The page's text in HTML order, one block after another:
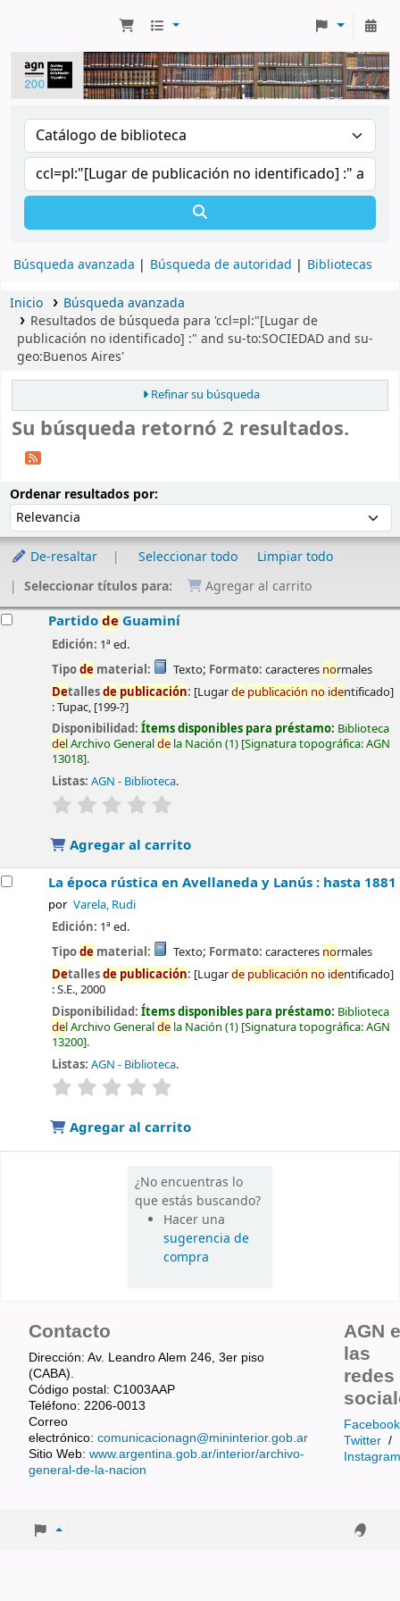
Búsqueda avanzada Búsqueda de autoridad Bibliotecas
Inicio
Búsqueda avanzada
Resultados de búsqueda para 'ccl=pl:"[Lugar de
publicación no identificado] :" and su-to:SOCIEDAD and su-
geo:Buenos Aires'
Refinar su búsqueda
Su búsqueda retornó 2 resultados.
Ordenar resultados por:
De-resaltar Seleccionar todo
Limpiar todo
Seleccionar títulos para:
Agregar al carrito
Partidode Guaminí
Edición: 1ª ed.
Tipode material: Texto; Formato: caracteres normales
Detallesde publicación: [Lugarde publicación no identificado]
:Tupac, [199-?]
Disponibilidad:Ítems disponibles para préstamo: Biblioteca
del Archivo Generalde la Nación (1) Signatura topográfica:AGN
13018 .
Listas: AGN - Biblioteca.
valoración
Agregar al carrito
La época rústica en Avellaneda y Lanús : hasta 1881
por Varela, Rudi
Edición: 1ª ed.
Tipode material: Texto; Formato: caracteres normales
Detallesde publicación: [Lugarde publicación no identificado]
:S.E.,2000
Disponibilidad:Ítems disponibles para préstamo: Biblioteca
del Archivo Generalde la Nación (1) Signatura topográfica:AGN
13200 .
Listas: AGN - Biblioteca.
valoración
Agregar al carrito
¿No encuentras lo
que estás buscando?
Hacer una
sugerencia de
compra
Contacto
Dirección: Av. Leandro Alem 246, 3er piso
(CABA).
Código postal: C1003AAP
Teléfono: 2206-0013
Correo
electrónico: comunicacionagn@mininterior.gob.ar
Sitio Web: www.argentina.gob.ar/interior/archivo-
general-de-la-nacion
AGN
las
redes
Facebook
Twitter /
Instagram